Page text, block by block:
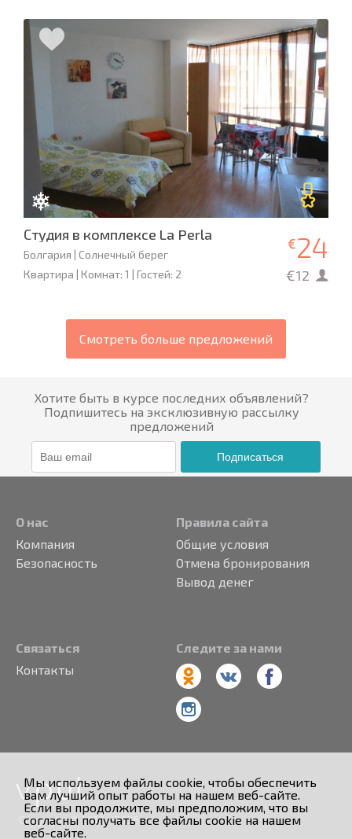
Студия в комплексе La Perla
Болгария | Солнечный берег
Квартира | Комнат: 1 | Гостей: 2
€24
€12
Смотреть больше предложений
Мы используем файлы cookie, чтобы обеспечить
вам лучший опыт работы на нашем веб-сайте.
Если вы продолжите, мы предположим, что вы
согласны получать все файлы cookie на нашем
веб-сайте.
Хотите быть в курсе последних объявлений?
Подпишитесь на эксклюзивную рассылку
предложений
Подписаться
О нас
Компания
Безопасность
Правила сайта
Общие условия
Отмена бронирования
Вывод денег
Связаться
Контакты
Следите за нами
Copyright © 2013 - 2026